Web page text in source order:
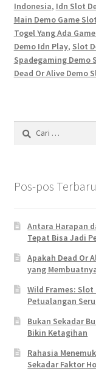
Indonesia, Idn Slot
Main Demo Game Slot
Togel Yang Ada
Demo Idn Play, Slot
Spadegaming Demo
Dead Or Alive Demo
untuk:
Pos-pos Terbaru
Antara Harapan
Tepat Bisa Jadi
Apakah Dead Or
yang
Wild Frames:
Petualangan Seru
Bukan Sekadar
Bikin Ketagihan
Rahasia
Sekadar Faktor